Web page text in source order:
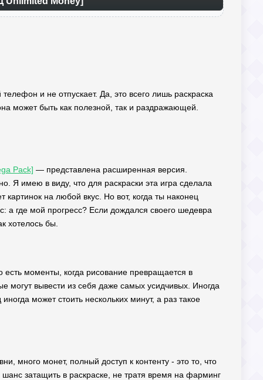
и не отпускает. Да, это всего лишь раскраска
может быть как полезной, так и раздражающей.
Pack] — представлена расширенная версия.
Я имею в виду, что для раскраски эта игра сделала
на любой вкус. Но вот, когда ты наконец
а где мой прогресс? Если дождался своего шедевра
хотелось бы.
моменты, когда рисование превращается в
могут вывести из себя даже самых усидчивых. Иногда
может стоить нескольких минут, а раз такое
много монет, полный доступ к контенту - это то, что
затащить в раскраске, не тратя время на фарминг